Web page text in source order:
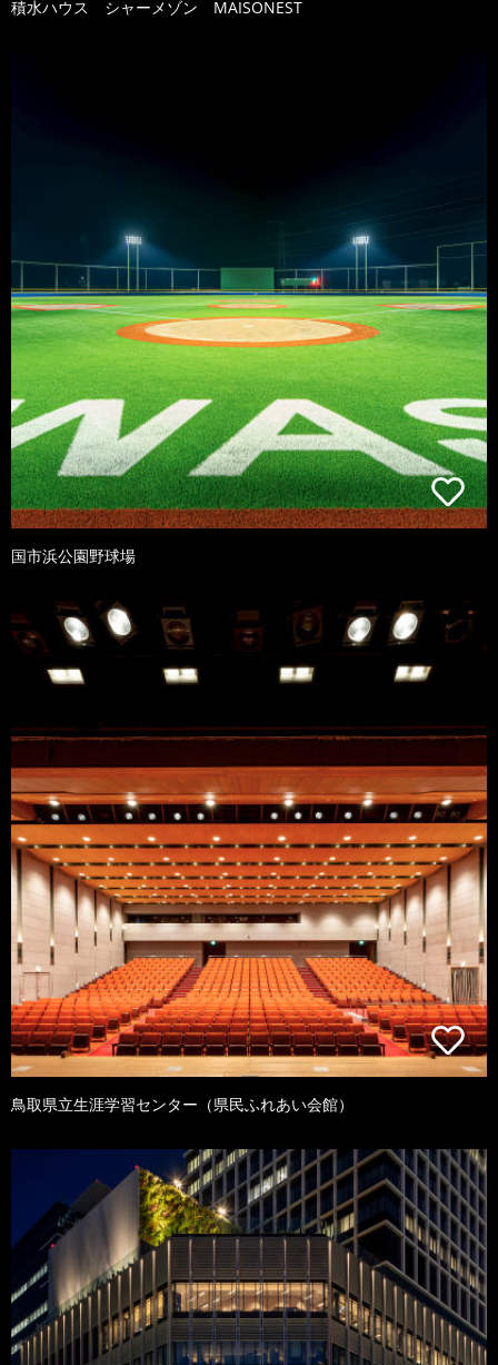
積水ハウス シャーメゾン MAISONEST
国市浜公園野球場
鳥取県立生涯学習センター（県民ふれあい会館）